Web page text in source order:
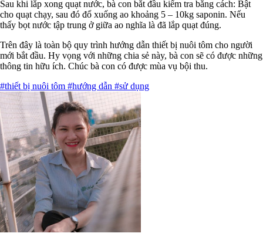
Sau khi lắp xong quạt nước, bà con bắt đầu kiểm tra bằng cách: Bật
cho quạt chạy, sau đó đổ xuống ao khoảng 5 – 10kg saponin. Nếu
thấy bọt nước tập trung ở giữa ao nghĩa là đã lắp quạt đúng.
Trên đây là toàn bộ quy trình hướng dẫn thiết bị nuôi tôm cho người
mới bắt đầu. Hy vọng với những chia sẻ này, bà con sẽ có được những
thông tin hữu ích. Chúc bà con có được mùa vụ bội thu.
#thiết bị nuôi tôm #hướng dẫn #sử dụng